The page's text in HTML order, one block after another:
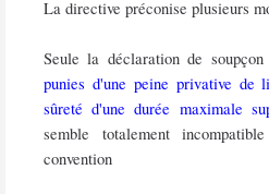
La directive préconise plusieurs
Seule la déclaration de soupçon
punies d'une peine privative de
sûreté d'une durée maximale
semble totalement
convention